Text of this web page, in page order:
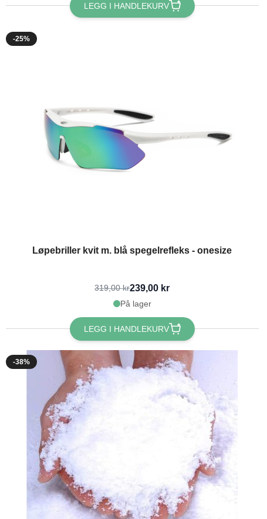
LEGG I HANDLEKURV
-25%
Løpebriller kvit m. blå spegelrefleks - onesize
319,00 kr239,00 kr
På lager
LEGG I HANDLEKURV
-38%